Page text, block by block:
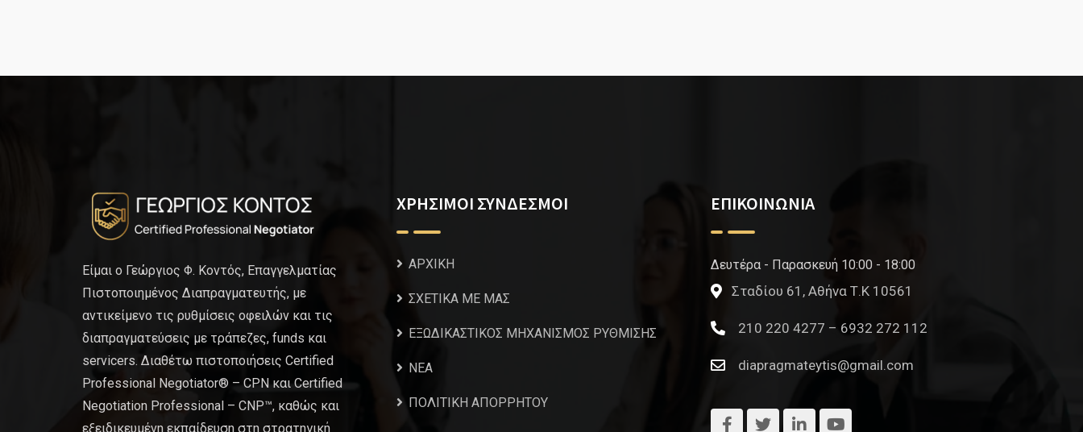
Είμαι ο Γεώργιος Φ. Κοντός, Επαγγελματίας
Πιστοποιημένος Διαπραγματευτής, με
αντικείμενο τις ρυθμίσεις οφειλών και τις
διαπραγματεύσεις με τράπεζες, funds και
servicers. Διαθέτω πιστοποιήσεις Certified
Professional Negotiator® – CPN και Certified
Negotiation Professional – CNP™, καθώς και
εξειδικευμένη εκπαίδευση στη στρατηγική
ΧΡΗΣΙΜΟΙ ΣΥΝΔΕΣΜΟΙ
ΑΡΧΙΚΗ
ΣΧΕΤΙΚΑ ΜΕ ΜΑΣ
ΕΞΩΔΙΚΑΣΤΙΚΟΣ ΜΗΧΑΝΙΣΜΟΣ ΡΥΘΜΙΣΗΣ
NEA
ΠΟΛΙΤΙΚΗ ΑΠΟΡΡΗΤΟΥ
ΕΠΙΚΟΙΝΩΝΙΑ
Δευτέρα - Παρασκευή 10:00 - 18:00
Σταδίου 61, Αθήνα Τ.Κ 10561
210 220 4277 – 6932 272 112
diapragmateytis@gmail.com